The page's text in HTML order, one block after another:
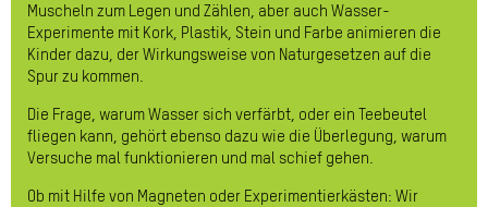
Muscheln zum Legen und Zählen, aber auch Wasser-
Experimente mit Kork, Plastik, Stein und Farbe animieren die
Kinder dazu, der Wirkungsweise von Naturgesetzen auf die
Spur zu kommen.
Die Frage, warum Wasser sich verfärbt, oder ein Teebeutel
fliegen kann, gehört ebenso dazu wie die Überlegung, warum
Versuche mal funktionieren und mal schief gehen.
Ob mit Hilfe von Magneten oder Experimentierkästen: Wir